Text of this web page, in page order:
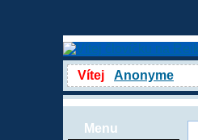
Vítej Anonyme
Menu